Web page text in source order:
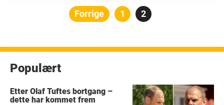
verdifulle lisensnøkler til dataprogrammer ...
Posts
Forrige Side
1 Side
2
Populært
Etter Olaf Tuftes bortgang –
dette har kommet frem